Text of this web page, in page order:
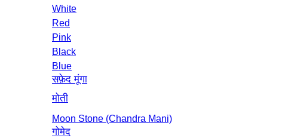
White
Red
Pink
Black
Blue
सफ़ेद मूंगा
मोती
Moon Stone (Chandra Mani)
गोमेद